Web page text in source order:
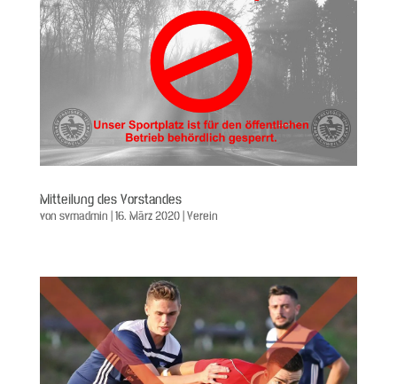
Mitteilung des Vorstandes
von svmadmin |16. März 2020|Verein